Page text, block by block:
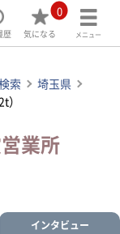
歴
0
気になる メニュー
索
埼玉県
業所
インタビュー